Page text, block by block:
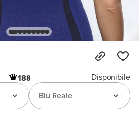
188
Disponibile
Blu Reale